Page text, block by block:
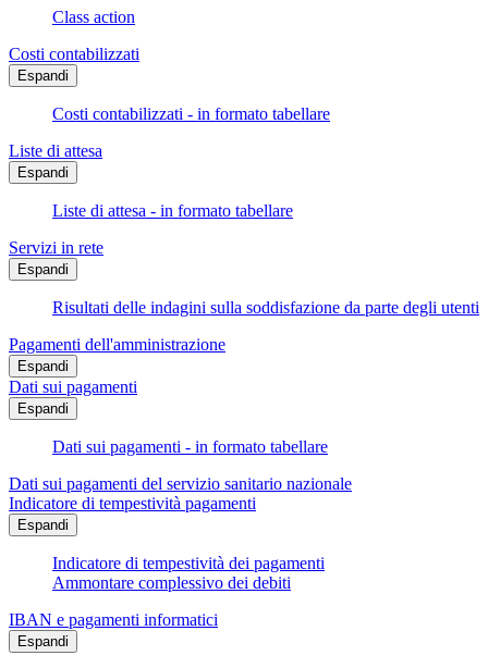
Class action
Costi contabilizzati
Espandi
Costi contabilizzati - in formato tabellare
Liste di attesa
Espandi
Liste di attesa - in formato tabellare
Servizi in rete
Espandi
Risultati delle indagini sulla soddisfazione da parte degli utenti
Pagamenti dell'amministrazione
Espandi
Dati sui pagamenti
Espandi
Dati sui pagamenti - in formato tabellare
Dati sui pagamenti del servizio sanitario nazionale
Indicatore di tempestività pagamenti
Espandi
Indicatore di tempestività dei pagamenti
Ammontare complessivo dei debiti
IBAN e pagamenti informatici
Espandi